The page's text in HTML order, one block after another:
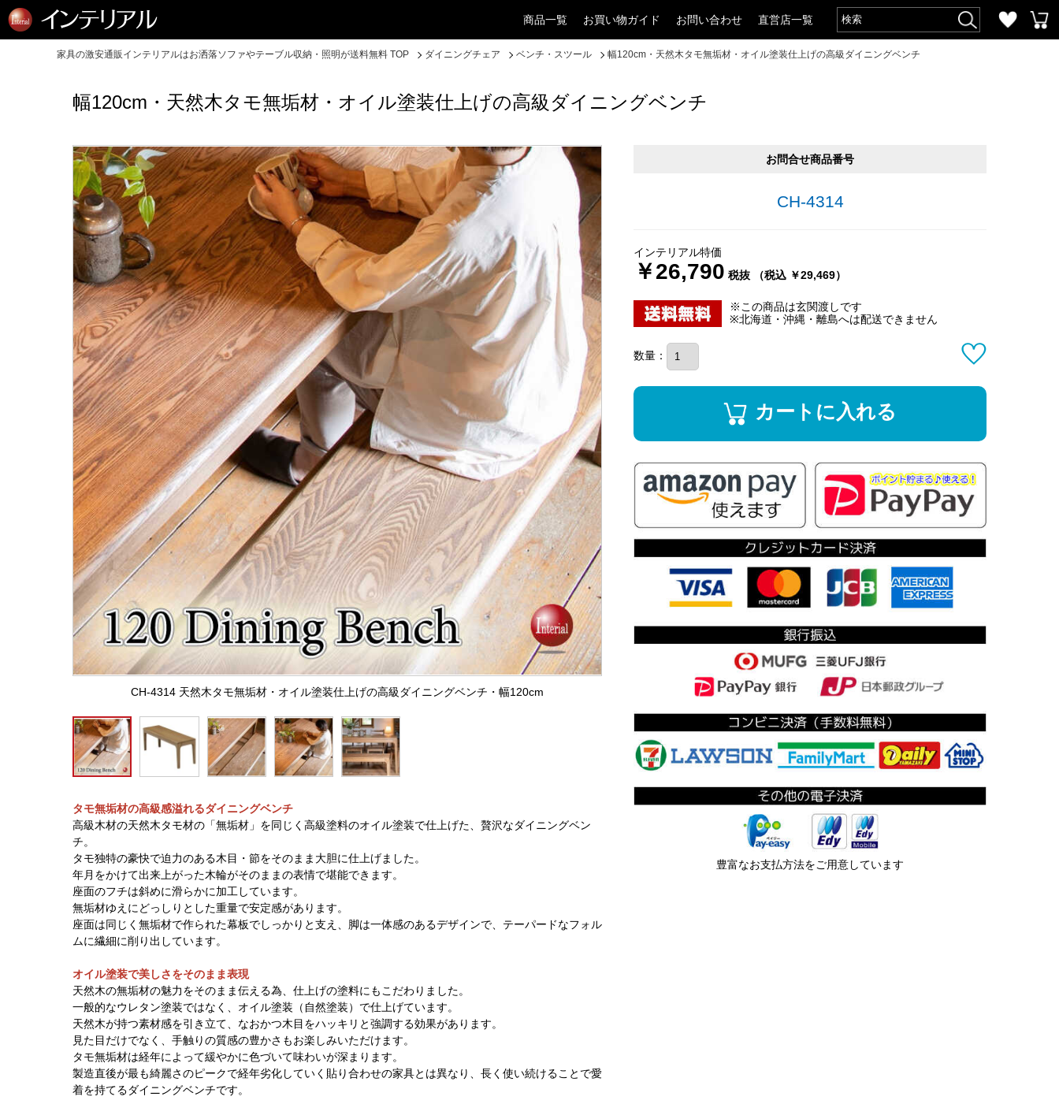
商品一覧 お買い物ガイド お問い合わせ 直営店一覧
家具の激安通販インテリアルはお洒落ソファやテーブル収納・照明が送料無料 TOP ダイニングチェア ベンチ・スツール 幅120cm・天然木タモ無垢材・オイル塗装仕上げの高級ダイニングベンチ
幅120cm・天然木タモ無垢材・オイル塗装仕上げの高級ダイニングベンチ
CH-4314 天然木タモ無垢材・オイル塗装仕上げの高級ダイニングベンチ・幅120cm
タモ無垢材の高級感溢れるダイニングベンチ
高級木材の天然木タモ材の「無垢材」を同じく高級塗料のオイル塗装で仕上げた、贅沢なダイニングベン
チ。
タモ独特の豪快で迫力のある木目・節をそのまま大胆に仕上げました。
年月をかけて出来上がった木輪がそのままの表情で堪能できます。
座面のフチは斜めに滑らかに加工しています。
無垢材ゆえにどっしりとした重量で安定感があります。
座面は同じく無垢材で作られた幕板でしっかりと支え、脚は一体感のあるデザインで、テーパードなフォル
ムに繊細に削り出しています。
オイル塗装で美しさをそのまま表現
天然木の無垢材の魅力をそのまま伝える為、仕上げの塗料にもこだわりました。
一般的なウレタン塗装ではなく、オイル塗装（自然塗装）で仕上げています。
天然木が持つ素材感を引き立て、なおかつ木目をハッキリと強調する効果があります。
見た目だけでなく、手触りの質感の豊かさもお楽しみいただけます。
タモ無垢材は経年によって緩やかに色づいて味わいが深まります。
製造直後が最も綺麗さのピークで経年劣化していく貼り合わせの家具とは異なり、長く使い続けることで愛
着を持てるダイニングベンチです。
お問合せ商品番号
CH-4314
インテリアル特価
￥26,790 税抜 （税込 ￥29,469）
※この商品は玄関渡しです
※北海道・沖縄・離島へは配送できません
数量：
カートに入れる
豊富なお支払方法をご用意しています